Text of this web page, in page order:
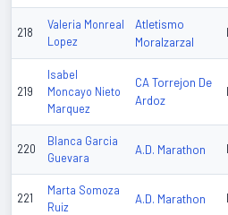
218
Valeria Monreal
Lopez
Atletismo
Moralzarzal
219
Isabel
Moncayo Nieto
Marquez
CA Torrejon De
Ardoz
220
Blanca Garcia
Guevara
A.D. Marathon
221
Marta Somoza
Ruiz
A.D. Marathon